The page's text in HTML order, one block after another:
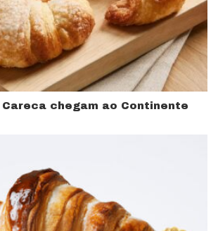
chegam ao Continente